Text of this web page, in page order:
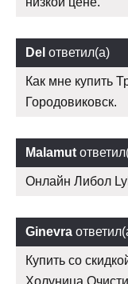
Del ответил(а)
Как мне купить
Городовиковск.
Malamut
Онлайн Либол
Ginevra
Купить со